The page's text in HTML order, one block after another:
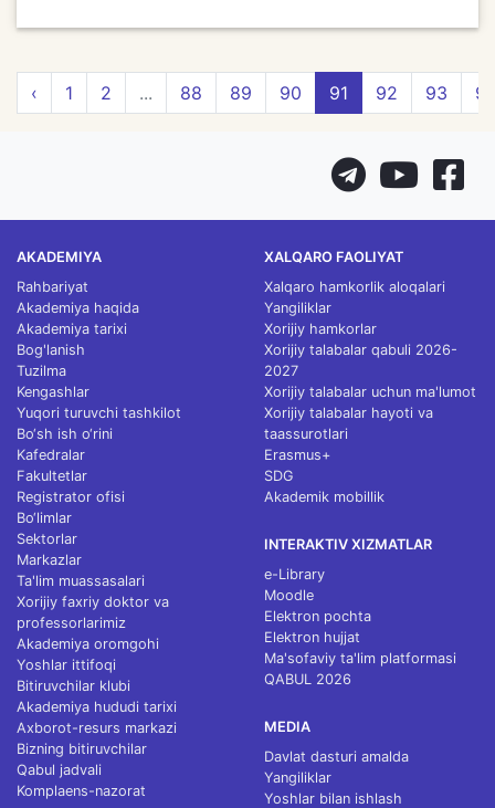
‹ 1 2 ... 88 89 90 91 92 93
AKADEMIYA
Rahbariyat
Akademiya haqida
Akademiya tarixi
Bog'lanish
Tuzilma
Kengashlar
Yuqori turuvchi tashkilot
Bo‘sh ish o‘rini
Kafedralar
Fakultetlar
Registrator ofisi
Bo‘limlar
Sektorlar
Markazlar
Ta'lim muassasalari
Xorijiy faxriy doktor va
professorlarimiz
Akademiya oromgohi
Yoshlar ittifoqi
Bitiruvchilar klubi
Akademiya hududi tarixi
Axborot-resurs markazi
Bizning bitiruvchilar
Qabul jadvali
Komplaens-nazorat
XALQARO FAOLIYAT
Xalqaro hamkorlik aloqalari
Yangiliklar
Xorijiy hamkorlar
Xorijiy talabalar qabuli 2026-
2027
Xorijiy talabalar uchun ma'lumot
Xorijiy talabalar hayoti va
taassurotlari
Erasmus+
SDG
Akademik mobillik
INTERAKTIV XIZMATLAR
e-Library
Moodle
Elektron pochta
Elektron hujjat
Ma'sofaviy ta'lim platformasi
QABUL 2026
MEDIA
Davlat dasturi amalda
Yangiliklar
Yoshlar bilan ishlash